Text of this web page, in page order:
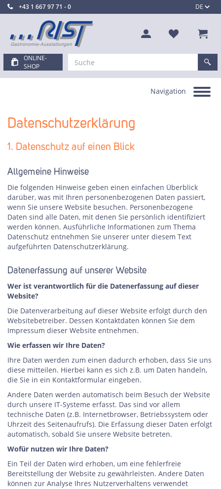
DE
+43 1 667 97 71 - 0
ONLINE-
SHOP
Toggle
Navigation
Datenschutzerklärung
1. Datenschutz auf einen Blick
Allgemeine Hinweise
Die folgenden Hinweise geben einen einfachen Überblick
darüber, was mit Ihren personenbezogenen Daten passiert,
wenn Sie unsere Website besuchen. Personenbezogene
Daten sind alle Daten, mit denen Sie persönlich identifiziert
werden können. Ausführliche Informationen zum Thema
Datenschutz entnehmen Sie unserer unter diesem Text
aufgeführten Datenschutzerklärung.
Datenerfassung auf unserer Website
Wer ist verantwortlich für die Datenerfassung auf dieser
Website?
Die Datenverarbeitung auf dieser Website erfolgt durch den
Websitebetreiber. Dessen Kontaktdaten können Sie dem
Impressum dieser Website entnehmen.
Wie erfassen wir Ihre Daten?
Ihre Daten werden zum einen dadurch erhoben, dass Sie uns
diese mitteilen. Hierbei kann es sich z.B. um Daten handeln,
die Sie in ein Kontaktformular eingeben.
Andere Daten werden automatisch beim Besuch der Website
durch unsere IT-Systeme erfasst. Das sind vor allem
technische Daten (z.B. Internetbrowser, Betriebssystem oder
Uhrzeit des Seitenaufrufs). Die Erfassung dieser Daten erfolgt
automatisch, sobald Sie unsere Website betreten.
Wofür nutzen wir Ihre Daten?
Ein Teil der Daten wird erhoben, um eine fehlerfreie
Bereitstellung der Website zu gewährleisten. Andere Daten
können zur Analyse Ihres Nutzerverhaltens verwendet